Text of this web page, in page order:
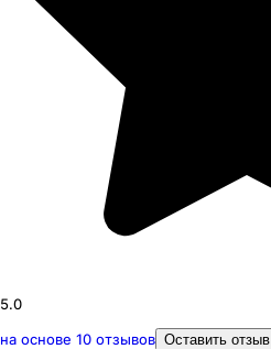
5.0
на основе 10 отзывов Оставить отзыв